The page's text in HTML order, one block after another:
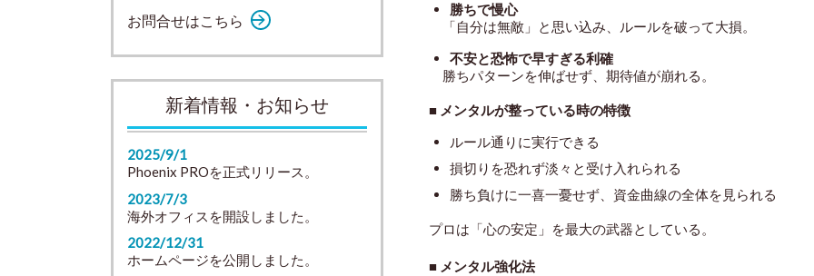
勝ちで慢心
「自分は無敵」と思い込み、ルールを破って大損。
不安と恐怖で早すぎる利確
勝ちパターンを伸ばせず、期待値が崩れる。
■ メンタルが整っている時の特徴
ルール通りに実行できる
損切りを恐れず淡々と受け入れられる
勝ち負けに一喜一憂せず、資金曲線の全体を見られる
プロは「心の安定」を最大の武器としている。
■ メンタル強化法
お問合せはこちら
新着情報・お知らせ
2025/9/1
Phoenix PROを正式リリース。
2023/7/3
海外オフィスを開設しました。
2022/12/31
ホームページを公開しました。